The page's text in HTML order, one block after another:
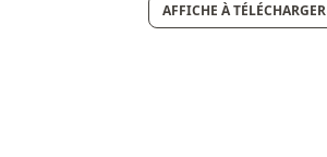
AFFICHE À TÉLÉCHARGER